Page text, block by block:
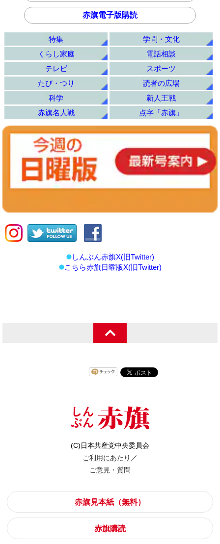
赤旗電子版購読
特集
学問・文化
くらし家庭
電話相談
テレビ
スポーツ
たび・つり
読者の広場
科学
新人王戦
赤旗名人戦
点字「赤旗」
しんぶん赤旗X(旧Twitter)
こちら赤旗日曜版X(旧Twitter)
(C)日本共産党中央委員会
ご利用にあたり ／
ご意見・質問
赤旗見本紙（無料）
赤旗購読